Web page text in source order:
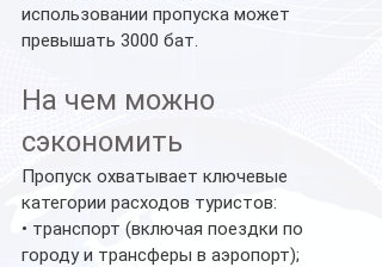
использовании пропуска может
превышать 3000 бат.
На чем можно
сэкономить
Пропуск охватывает ключевые
категории расходов туристов:
• транспорт (включая поездки по
городу и трансферы в аэропорт);